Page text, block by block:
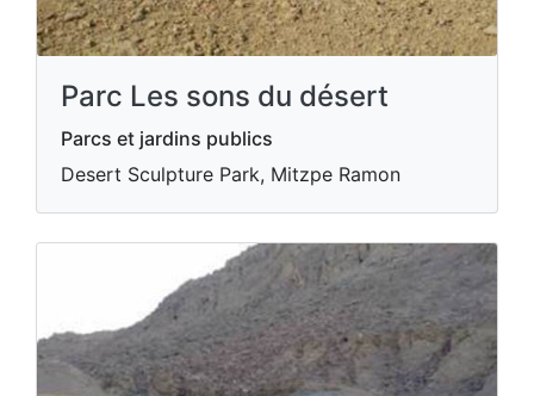
Parc Les sons du désert
Parcs et jardins publics
Desert Sculpture Park, Mitzpe Ramon